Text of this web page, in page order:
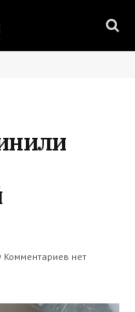
Комментариев нет